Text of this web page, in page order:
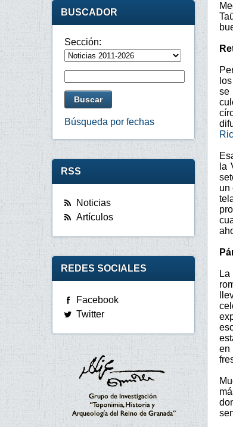
se
la
un
en
BUSCADOR
Sección:
Búsqueda por fechas
RSS
Noticias
Artículos
REDES SOCIALES
Facebook
Twitter